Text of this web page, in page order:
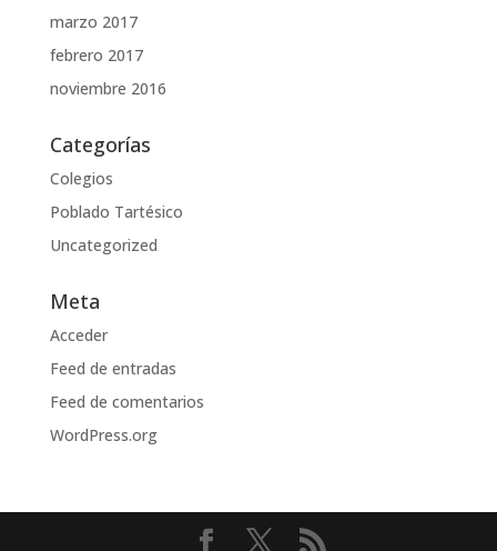
marzo 2017
febrero 2017
noviembre 2016
Categorías
Colegios
Poblado Tartésico
Uncategorized
Meta
Acceder
Feed de entradas
Feed de comentarios
WordPress.org